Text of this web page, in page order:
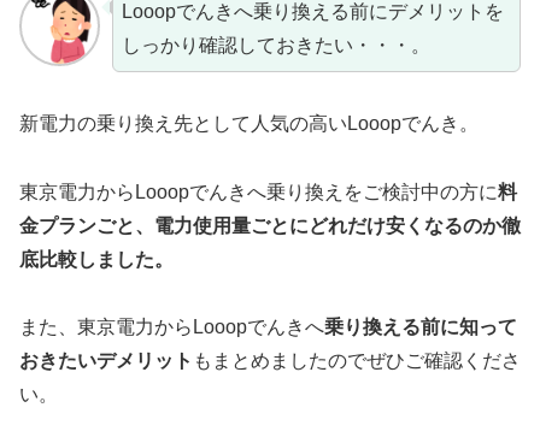
Looopでんきへ乗り換える前にデメリットを
しっかり確認しておきたい・・・。
新電力の乗り換え先として人気の高いLooopでんき。
東京電力からLooopでんきへ乗り換えをご検討中の方に料
金プランごと、電力使用量ごとにどれだけ安くなるのか徹
底比較しました。
また、東京電力からLooopでんきへ乗り換える前に知って
おきたいデメリット もまとめましたのでぜひご確認くださ
い。